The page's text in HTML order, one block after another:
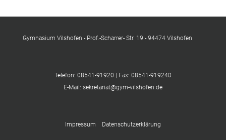
Gymnasium Vilshofen - Prof.-Scharrer- Str. 19 - 94474 Vilshofen
Telefon: 08541-91920 | Fax: 08541-919240
E-Mail: sekretariat@gym-vilshofen.de
Impressum Datenschutzerklärung